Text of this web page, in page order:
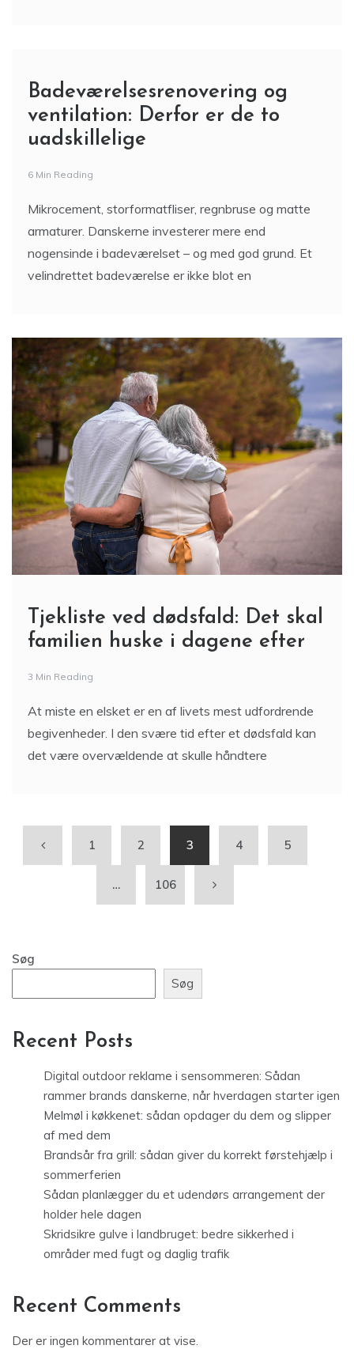
Badeværelsesrenovering og
ventilation: Derfor er de to
uadskillelige
6 Min Reading
Mikrocement, storformatfliser, regnbruse og matte
armaturer. Danskerne investerer mere end
nogensinde i badeværelset – og med god grund. Et
velindrettet badeværelse er ikke blot en
Tjekliste ved dødsfald: Det skal
familien huske i dagene efter
3 Min Reading
At miste en elsket er en af livets mest udfordrende
begivenheder. I den svære tid efter et dødsfald kan
det være overvældende at skulle håndtere
1 2 3 4 5
… 106
Søg
Søg
Recent Posts
Digital outdoor reklame i sensommeren: Sådan
rammer brands danskerne, når hverdagen starter igen
Melmøl i køkkenet: sådan opdager du dem og slipper
af med dem
Brandsår fra grill: sådan giver du korrekt førstehjælp i
sommerferien
Sådan planlægger du et udendørs arrangement der
holder hele dagen
Skridsikre gulve i landbruget: bedre sikkerhed i
områder med fugt og daglig trafik
Recent Comments
Der er ingen kommentarer at vise.